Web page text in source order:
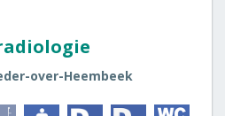
over-Heembeek